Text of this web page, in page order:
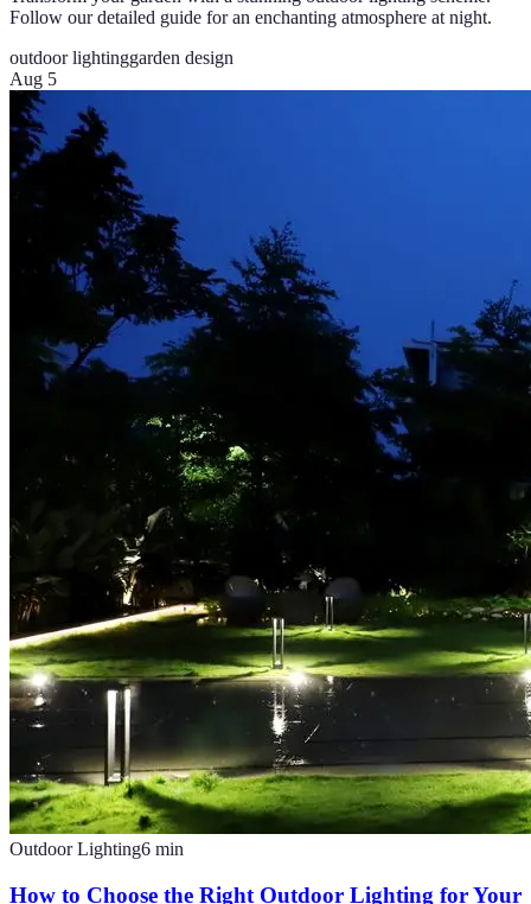
Follow our detailed guide for an enchanting atmosphere at night.
outdoor lightinggarden design
Aug 5
Outdoor Lighting6 min
How to Choose the Right Outdoor Lighting for Your